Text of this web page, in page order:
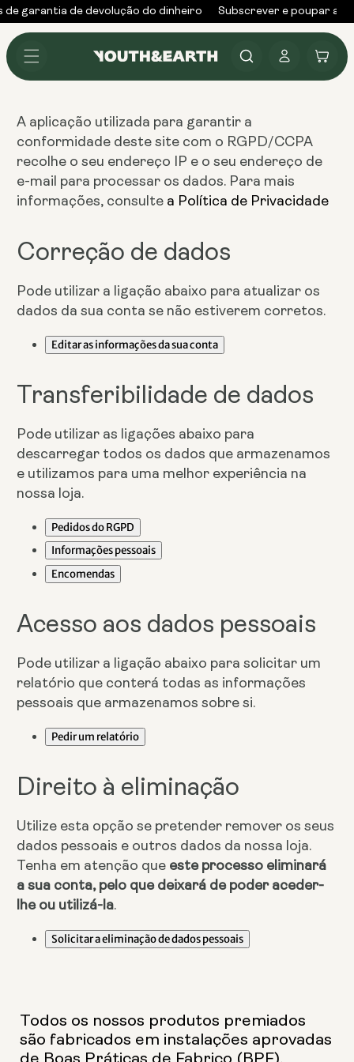
para o
conteúdo
de garantia de devolução do dinheiro Subscrever e poupar até
Iniciar
sessão
Carrinho
A aplicação utilizada para garantir a
conformidade deste site com o RGPD/CCPA
recolhe o seu endereço IP e o seu endereço de
e-mail para processar os dados. Para mais
informações, consulte a Política de Privacidade
Correção de dados
Pode utilizar a ligação abaixo para atualizar os
dados da sua conta se não estiverem corretos.
Editar as informações da sua conta
Transferibilidade de dados
Pode utilizar as ligações abaixo para
descarregar todos os dados que armazenamos
e utilizamos para uma melhor experiência na
nossa loja.
Pedidos do RGPD
Informações pessoais
Encomendas
Acesso aos dados pessoais
Pode utilizar a ligação abaixo para solicitar um
relatório que conterá todas as informações
pessoais que armazenamos sobre si.
Pedir um relatório
Direito à eliminação
Utilize esta opção se pretender remover os seus
dados pessoais e outros dados da nossa loja.
Tenha em atenção que este processo eliminará
a sua conta, pelo que deixará de poder aceder-
lhe ou utilizá-la.
Solicitar a eliminação de dados pessoais
Todos os nossos produtos premiados
são fabricados em instalações aprovadas
de Boas Práticas de Fabrico (BPF).